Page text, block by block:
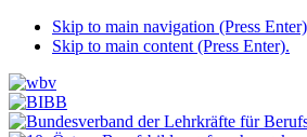
Skip to main navigation (Press
Skip to main content (Press Enter).